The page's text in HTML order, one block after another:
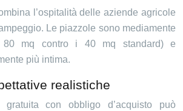
l’ospitalità delle aziende agricole
Le piazzole sono mediamente
80 mq contro i 40 mq standard) e
più intima.
realistiche
gratuita con obbligo d’acquisto può